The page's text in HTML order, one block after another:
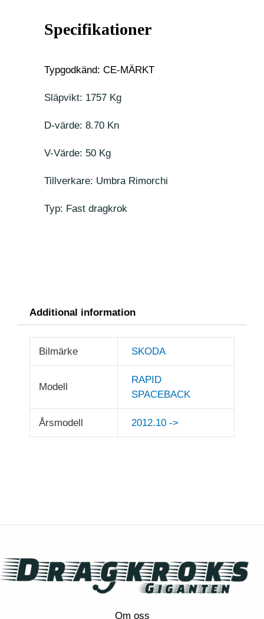
Specifikationer
Typgodkänd: CE-MÄRKT
Släpvikt: 1757 Kg
D-värde: 8.70 Kn
V-Värde: 50 Kg
Tillverkare: Umbra Rimorchi
Typ: Fast dragkrok
Additional information
Bilmärke SKODA
Modell
RAPID
SPACEBACK
Årsmodell 2012.10 ->
Om oss